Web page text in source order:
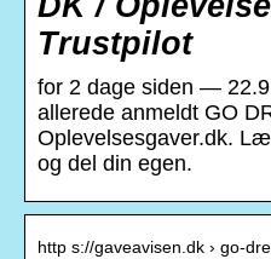
Trustpilot
for 2 dage siden —
allerede anmeldt GO
Oplevelsesgaver.dk.
og del din egen.
http s://gaveavisen.dk › go-